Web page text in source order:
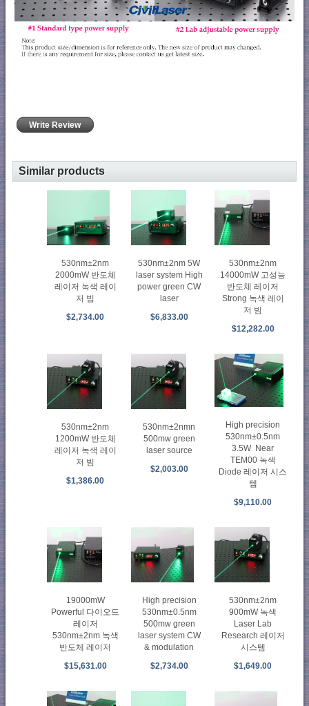
Write Review
Similar products
530nm±2nm
2000mW 반도체
레이저 녹색 레이
저 빔
$2,734.00
530nm±2nm 5W
laser system High
power green CW
laser
$6,833.00
530nm±2nm
14000mW 고성능
반도체 레이저
Strong 녹색 레이
저 빔
$12,282.00
530nm±2nm
1200mW 반도체
레이저 녹색 레이
저 빔
$1,386.00
530nm±2nmn
500mw green
laser source
$2,003.00
High precision
530nm±0.5nm
3.5W Near
TEM00 녹색
Diode 레이저 시스
템
$9,110.00
19000mW
Powerful 다이오드
레이저
530nm±2nm 녹색
반도체 레이저
$15,631.00
High precision
530nm±0.5nm
500mw green
laser system CW
& modulation
$2,734.00
530nm±2nm
900mW 녹색
Laser Lab
Research 레이저
시스템
$1,649.00